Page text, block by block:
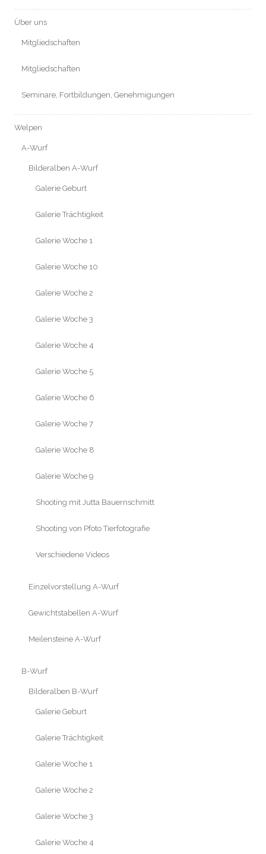
Über uns
Mitgliedschaften
Mitgliedschaften
Seminare, Fortbildungen, Genehmigungen
Welpen
A-Wurf
Bilderalben A-Wurf
Galerie Geburt
Galerie Trächtigkeit
Galerie Woche 1
Galerie Woche 10
Galerie Woche 2
Galerie Woche 3
Galerie Woche 4
Galerie Woche 5
Galerie Woche 6
Galerie Woche 7
Galerie Woche 8
Galerie Woche 9
Shooting mit Jutta Bauernschmitt
Shooting von Pfoto Tierfotografie
Verschiedene Videos
Einzelvorstellung A-Wurf
Gewichtstabellen A-Wurf
Meilensteine A-Wurf
B-Wurf
Bilderalben B-Wurf
Galerie Geburt
Galerie Trächtigkeit
Galerie Woche 1
Galerie Woche 2
Galerie Woche 3
Galerie Woche 4